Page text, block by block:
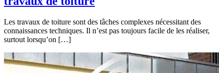
Les travaux de toiture sont des tâches complexes nécessitant des
connaissances techniques. Il n’est pas toujours facile de les réaliser,
surtout lorsqu’on […]